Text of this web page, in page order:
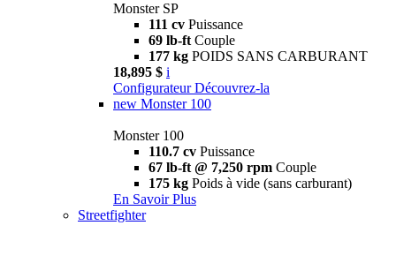
Monster SP
111 cv Puissance
69 lb-ft Couple
177 kg POIDS SANS CARBURANT
18,895 $ i
Configurateur Découvrez-la
new Monster 100
Monster 100
110.7 cv Puissance
67 lb-ft @ 7,250 rpm Couple
175 kg Poids à vide (sans carburant)
En Savoir Plus
Streetfighter